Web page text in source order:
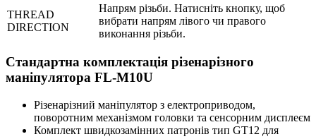
THREAD
DIRECTION
Напрям різьби. Натисніть кнопку, щоб
вибрати напрям лівого чи правого
виконання різьби.
Стандартна комплектація різенарізного
маніпулятора FL-M10U
Різенарізний маніпулятор з електроприводом,
поворотним механізмом головки та сенсорним дисплеєм
Комплект швидкозамінних патронів тип GT12 для